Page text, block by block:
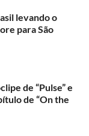
levando o
para São
de “Pulse” e
de “On the